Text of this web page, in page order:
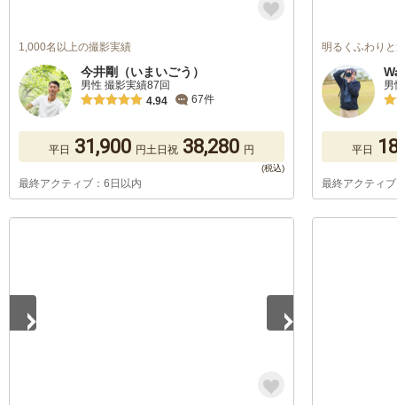
1,000名以上の撮影実績
今井剛（いまいごう）
男性 撮影実績87回
4.94
67件
平日 31,900 円土日祝 38,280 円
最終アクティブ：6日以内
明るくふわり
平日
最終アクティ